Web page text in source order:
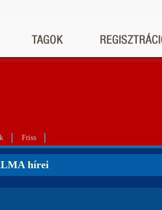
Friss
hírei